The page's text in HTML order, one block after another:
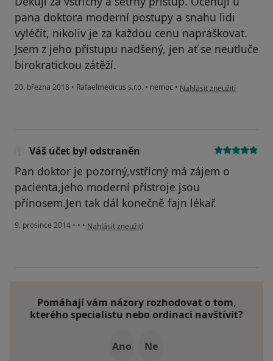
pana doktora moderní postupy a snahu lidi
vyléčit, nikoliv je za každou cenu napráškovat.
Jsem z jeho přístupu nadšený, jen ať se neutluče
birokratickou zátěží.
20. března 2018 • Rafaelmedicus s.r.o. • nemoc • podle názoru uživatele
Nahlásit zneužití
Váš účet byl odstraněn
Pan doktor je pozorný,vstřícný má zájem o
pacienta,jeho moderní přístroje jsou
přínosem.Jen tak dál konečně fajn lékař.
9. prosince 2014 • • • podle názoru uživatele Váš účet byl odstraněn
Nahlásit zneužití
Pomáhají vám názory rozhodovat o tom,
kterého specialistu nebo ordinaci navštívit?
Ano Ne